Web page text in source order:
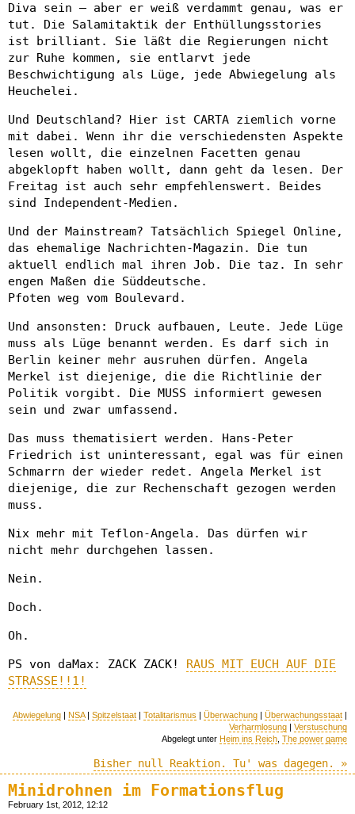
Diva sein – aber er weiß verdammt genau, was er
tut. Die Salamitaktik der Enthüllungsstories
ist brilliant. Sie läßt die Regierungen nicht
zur Ruhe kommen, sie entlarvt jede
Beschwichtigung als Lüge, jede Abwiegelung als
Heuchelei.
Und Deutschland? Hier ist CARTA ziemlich vorne
mit dabei. Wenn ihr die verschiedensten Aspekte
lesen wollt, die einzelnen Facetten genau
abgeklopft haben wollt, dann geht da lesen. Der
Freitag ist auch sehr empfehlenswert. Beides
sind Independent-Medien.
Und der Mainstream? Tatsächlich Spiegel Online,
das ehemalige Nachrichten-Magazin. Die tun
aktuell endlich mal ihren Job. Die taz. In sehr
engen Maßen die Süddeutsche.
Pfoten weg vom Boulevard.
Und ansonsten: Druck aufbauen, Leute. Jede Lüge
muss als Lüge benannt werden. Es darf sich in
Berlin keiner mehr ausruhen dürfen. Angela
Merkel ist diejenige, die die Richtlinie der
Politik vorgibt. Die MUSS informiert gewesen
sein und zwar umfassend.
Das muss thematisiert werden. Hans-Peter
Friedrich ist uninteressant, egal was für einen
Schmarrn der wieder redet. Angela Merkel ist
diejenige, die zur Rechenschaft gezogen werden
muss.
Nix mehr mit Teflon-Angela. Das dürfen wir
nicht mehr durchgehen lassen.
Nein.
Doch.
Oh.
PS von daMax: ZACK ZACK! RAUS MIT EUCH AUF DIE
STRASSE!!1!
Abwiegelung | NSA| Spitzelstaat | Totalitarismus | Überwachung | Überwachungsstaat |
Verharmlosung | Verstuschung
Abgelegt unter Heim ins Reich The power game
Bisher null Reaktion. Tu' was dagegen. »
Minidrohnen im Formationsflug
February 1st, 2012, 12:12